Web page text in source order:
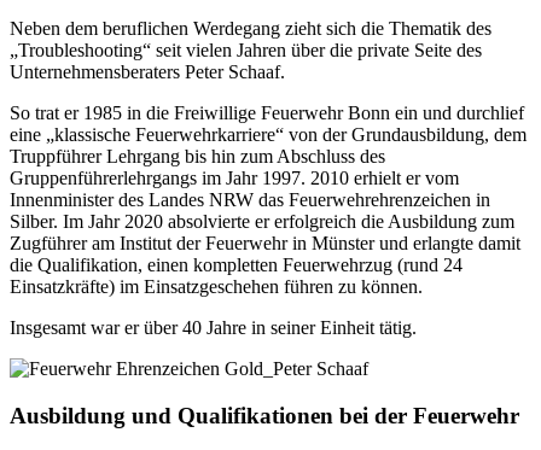
Neben dem beruflichen Werdegang zieht sich die Thematik des
„Troubleshooting“ seit vielen Jahren über die private Seite des
Unternehmensberaters Peter Schaaf.
So trat er 1985 in die Freiwillige Feuerwehr Bonn ein und durchlief
eine „klassische Feuerwehrkarriere“ von der Grundausbildung, dem
Truppführer Lehrgang bis hin zum Abschluss des
Gruppenführerlehrgangs im Jahr 1997. 2010 erhielt er vom
Innenminister des Landes NRW das Feuerwehrehrenzeichen in
Silber. Im Jahr 2020 absolvierte er erfolgreich die Ausbildung zum
Zugführer am Institut der Feuerwehr in Münster und erlangte damit
die Qualifikation, einen kompletten Feuerwehrzug (rund 24
Einsatzkräfte) im Einsatzgeschehen führen zu können.
Insgesamt war er über 40 Jahre in seiner Einheit tätig.
Ausbildung und Qualifikationen bei der Feuerwehr